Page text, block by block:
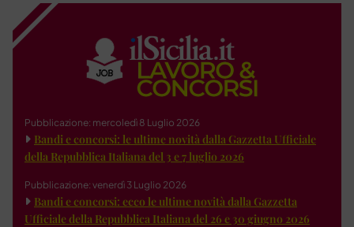
Pubblicazione: mercoledì 8 Luglio 2026
Bandi e concorsi: le ultime novità dalla Gazzetta Ufficiale
della Repubblica Italiana del 3 e 7 luglio 2026
Pubblicazione: venerdì 3 Luglio 2026
Bandi e concorsi: ecco le ultime novità dalla Gazzetta
Ufficiale della Repubblica Italiana del 26 e 30 giugno 2026